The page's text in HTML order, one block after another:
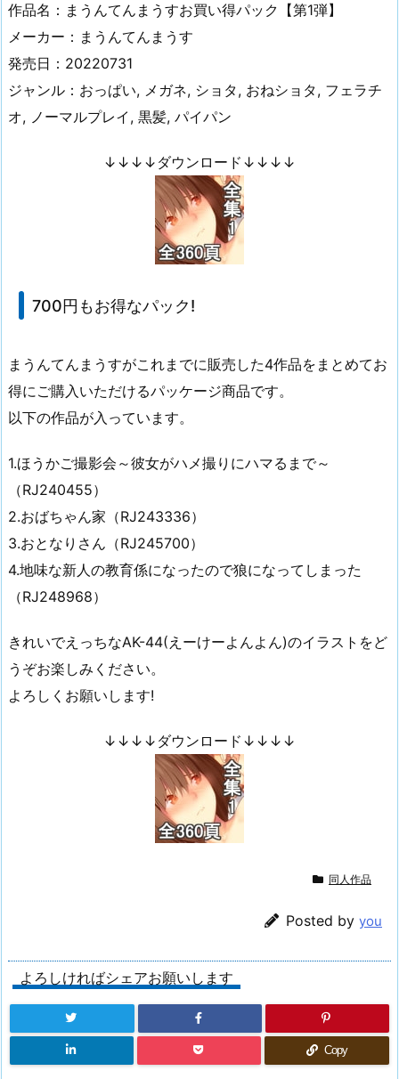
作品名：まうんてんまうすお買い得パック【第1弾】
メーカー：まうんてんまうす
発売日：20220731
ジャンル：おっぱい, メガネ, ショタ, おねショタ, フェラチ
オ, ノーマルプレイ, 黒髪, パイパン
↓↓↓↓ダウンロード↓↓↓↓
700円もお得なパック!
まうんてんまうすがこれまでに販売した4作品をまとめてお
得にご購入いただけるパッケージ商品です。
以下の作品が入っています。
1.ほうかご撮影会～彼女がハメ撮りにハマるまで～
（RJ240455）
2.おばちゃん家（RJ243336）
3.おとなりさん（RJ245700）
4.地味な新人の教育係になったので狼になってしまった
（RJ248968）
きれいでえっちなAK-44(えーけーよんよん)のイラストをど
うぞお楽しみください。
よろしくお願いします!
↓↓↓↓ダウンロード↓↓↓↓
同人作品
Posted by you
よろしければシェアお願いします
Copy